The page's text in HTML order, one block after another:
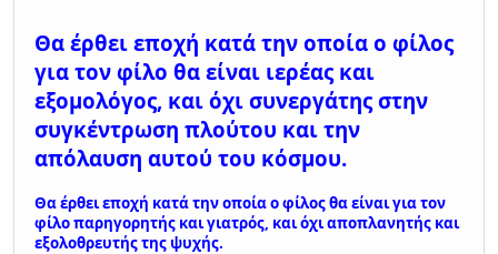
Θα έρθει εποχή κατά την οποία ο φίλος
για τον φίλο θα είναι ιερέας και
εξομολόγος, και όχι συνεργάτης στην
συγκέντρωση πλούτου και την
απόλαυση αυτού του κόσμου.
Θα έρθει εποχή κατά την οποία ο φίλος θα είναι για τον
φίλο παρηγορητής και γιατρός, και όχι αποπλανητής και
εξολοθρευτής της ψυχής.